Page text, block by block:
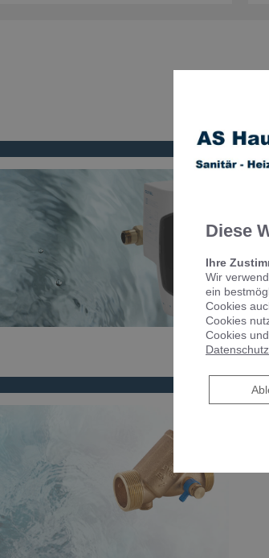
Diese
Ihre
Wir
ein
Cookies
Cookies
Cookies